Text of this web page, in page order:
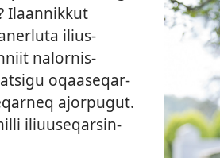
Ilaan­nik­kut
ilius­
nalor­nis­
oqaaseqar­
ajor­pugut.
iliuuseqarsin­